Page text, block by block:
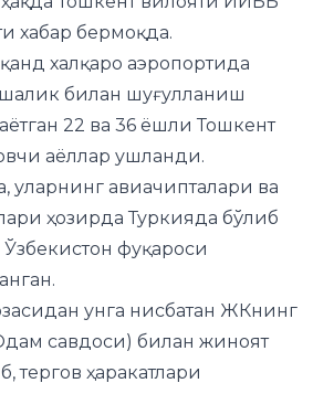
хабар бермоқда.
халқаро аэропортида
билан шуғулланиш
22 ва 36 ёшли Тошкент
аёллар ушланди.
уларнинг авиачипталари ва
ҳозирда Туркияда бўлиб
фуқароси
унга нисбатан ЖКнинг
савдоси) билан жиноят
тергов ҳаракатлари